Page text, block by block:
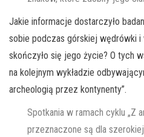
Jakie informacje dostarczyło
sobie podczas górskiej wędrówki
skończyło się jego życie? O tych
na kolejnym wykładzie
archeologią przez kontynenty”.
Spotkania w ramach cyklu „Z
przeznaczone są dla